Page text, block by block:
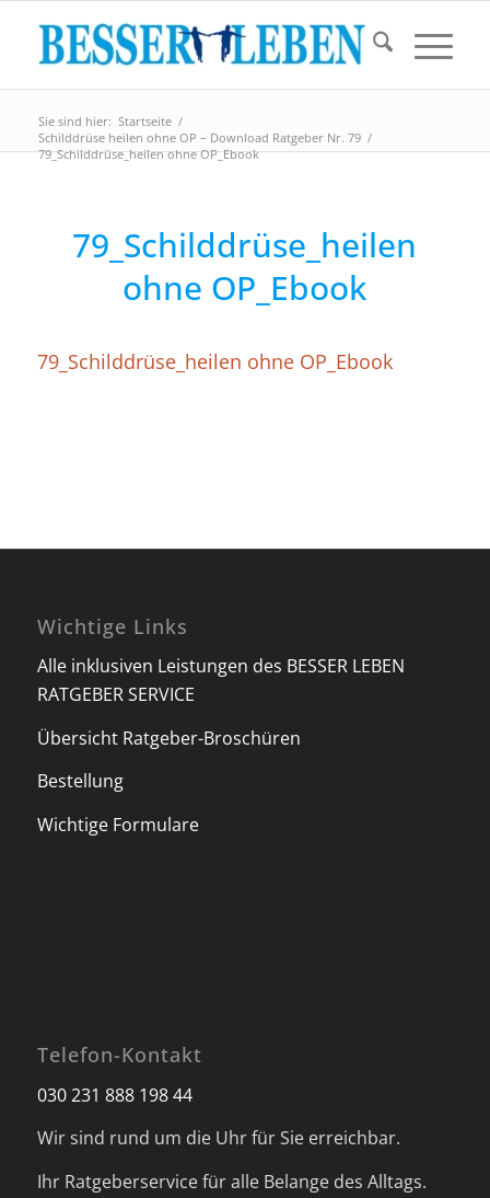
Sie sind hier: Startseite /
Schilddrüse heilen ohne OP – Download Ratgeber Nr. 79 /
79_Schilddrüse_heilen ohne OP_Ebook
79_Schilddrüse_heilen
ohne OP_Ebook
79_Schilddrüse_heilen ohne OP_Ebook
Wichtige Links
Alle inklusiven Leistungen des BESSER LEBEN
RATGEBER SERVICE
Übersicht Ratgeber-Broschüren
Bestellung
Wichtige Formulare
Telefon-Kontakt
030 231 888 198 44
Wir sind rund um die Uhr für Sie erreichbar.
Ihr Ratgeberservice für alle Belange des Alltags.